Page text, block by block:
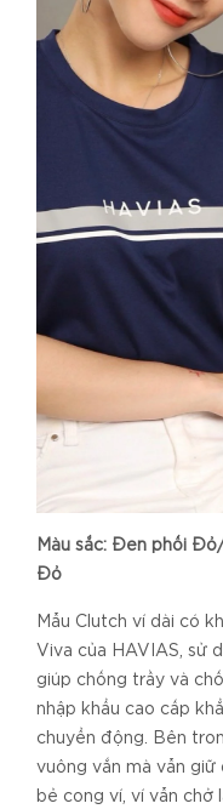
Màu sắc: Đen phối Đỏ/
Đỏ
Mẫu Clutch ví dài có
Viva của HAVIAS, sử
giúp chống trầy và
nhập khẩu cao cấp
chuyển động. Bên
vuông vắn mà vẫn
bẻ cong ví, ví vẫn chở